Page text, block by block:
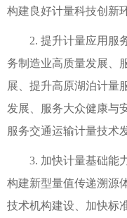
构建良好计量科技创新
2. 提升计量应用服务
务制造业高质量发展、
展、提升高原湖泊计量
发展、服务大众健康与
服务交通运输计量技术
3. 加快计量基础能力
构建新型量值传递溯源
技术机构建设、加快标